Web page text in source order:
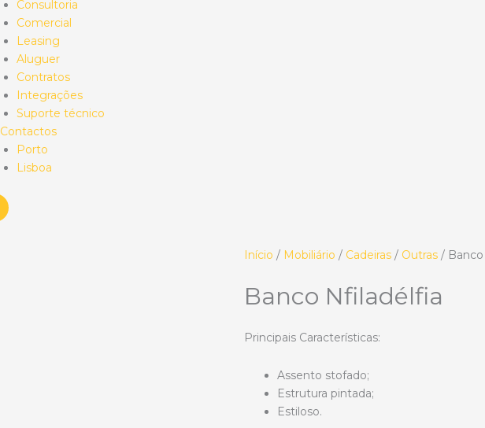
Consultoria
Comercial
Leasing
Aluguer
Contratos
Integrações
Suporte técnico
Contactos
Porto
Lisboa
Início / Mobiliário / Cadeiras / Outras /
Banco Nfiladélfia
Principais Características:
Assento stofado;
Estrutura pintada;
Estiloso.